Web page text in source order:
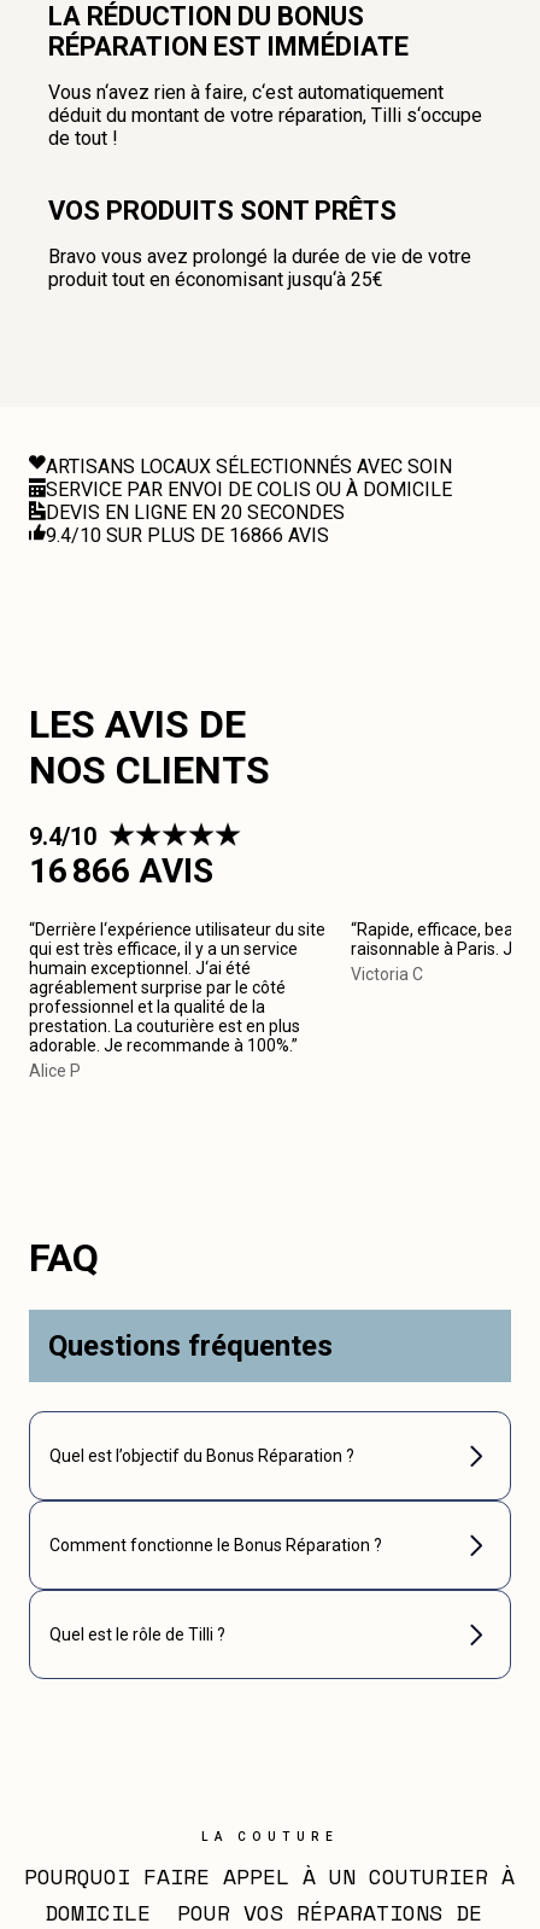
LA RÉDUCTION DU BONUS
RÉPARATION EST IMMÉDIATE
Vous n‘avez rien à faire, c‘est automatiquement
déduit du montant de votre réparation, Tilli s‘occupe
de tout !
VOS PRODUITS SONT PRÊTS
Bravo vous avez prolongé la durée de vie de votre
produit tout en économisant jusqu‘à 25€
ARTISANS LOCAUX SÉLECTIONNÉS AVEC SOIN
SERVICE PAR ENVOI DE COLIS OU À DOMICILE
DEVIS EN LIGNE EN 20 SECONDES
9.4/10 SUR PLUS DE 16866 AVIS
LES AVIS DE
NOS CLIENTS
9.4/10
16 866 AVIS
“Derrière l‘expérience utilisateur du site
qui est très efficace, il y a un service
humain exceptionnel. J‘ai été
agréablement surprise par le côté
professionnel et la qualité de la
prestation. La couturière est en plus
adorable. Je recommande à 100%.”
Alice P
“Rapide, efficace, beau
raisonnable à Paris. Je
Victoria C
FAQ
Questions fréquentes
Quel est l’objectif du Bonus Réparation ?
Comment fonctionne le Bonus Réparation ?
Quel est le rôle de Tilli ?
LA COUTURE
POURQUOI FAIRE APPEL À UN COUTURIER À
DOMICILE  POUR VOS RÉPARATIONS DE